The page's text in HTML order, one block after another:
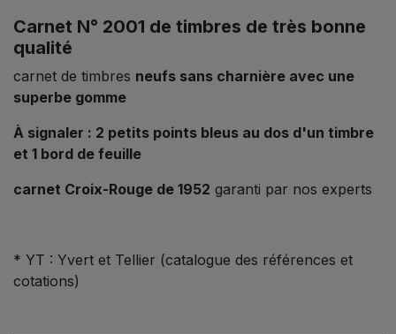
Carnet N° 2001 de timbres de très bonne
qualité
carnet de timbres neufs sans charnière avec une
superbe gomme
À signaler : 2 petits points bleus au dos d'un timbre
et 1 bord de feuille
carnet Croix-Rouge de 1952 garanti par nos experts
* YT : Yvert et Tellier (catalogue des références et
cotations)